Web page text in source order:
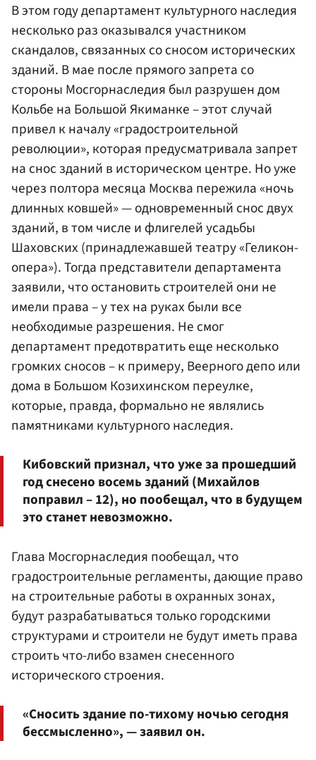
В этом году департамент культурного наследия
несколько раз оказывался участником
скандалов, связанных со сносом исторических
зданий. В мае после прямого запрета со
стороны Мосгорнаследия был разрушен дом
Кольбе на Большой Якиманке – этот случай
привел к началу «градостроительной
революции», которая предусматривала запрет
на снос зданий в историческом центре. Но уже
через полтора месяца Москва пережила «ночь
длинных ковшей» — одновременный снос двух
зданий, в том числе и флигелей усадьбы
Шаховских (принадлежавшей театру «Геликон-
опера»). Тогда представители департамента
заявили, что остановить строителей они не
имели права – у тех на руках были все
необходимые разрешения. Не смог
департамент предотвратить еще несколько
громких сносов – к примеру, Веерного депо или
дома в Большом Козихинском переулке,
которые, правда, формально не являлись
памятниками культурного наследия.
Кибовский признал, что уже за прошедший
год снесено восемь зданий (Михайлов
поправил – 12), но пообещал, что в будущем
это станет невозможно.
Глава Мосгорнаследия пообещал, что
градостроительные регламенты, дающие право
на строительные работы в охранных зонах,
будут разрабатываться только городскими
структурами и строители не будут иметь права
строить что-либо взамен снесенного
исторического строения.
«Сносить здание по-тихому ночью сегодня
бессмысленно», — заявил он.